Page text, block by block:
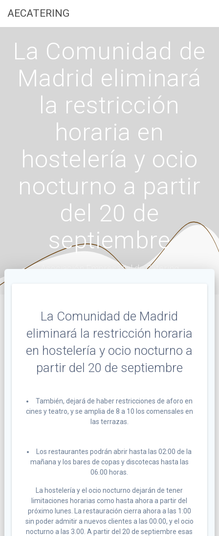
AECATERING
La Comunidad de
Madrid eliminará
la restricción
horaria en
hostelería y ocio
nocturno a partir
del 20 de
septiembre
Asociación Empresarial de Catering
La Comunidad de Madrid
eliminará la restricción horaria
en hostelería y ocio nocturno a
partir del 20 de septiembre
También, dejará de haber restricciones de aforo en
cines y teatro, y se amplia de 8 a 10 los comensales en
las terrazas.
Los restaurantes podrán abrir hasta las 02:00 de la
mañana y los bares de copas y discotecas hasta las
06.00 horas.
La hostelería y el ocio nocturno dejarán de tener
limitaciones horarias como hasta ahora a partir del
próximo lunes. La restauración cierra ahora a las 1:00
sin poder admitir a nuevos clientes a las 00.00, y el ocio
nocturno a las 3.00. A partir del 20 de septiembre esas